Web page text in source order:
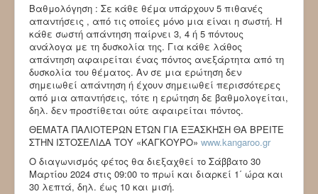
Βαθμολόγηση : Σε κάθε θέμα υπάρχουν 5 πιθανές
απαντήσεις , από τις οποίες μόνο μια είναι η σωστή. Η
κάθε σωστή απάντηση παίρνει 3, 4 ή 5 πόντους
ανάλογα με τη δυσκολία της. Για κάθε λάθος
απάντηση αφαιρείται ένας πόντος ανεξάρτητα από τη
δυσκολία του θέματος. Αν σε μια ερώτηση δεν
σημειωθεί απάντηση ή έχουν σημειωθεί περισσότερες
από μια απαντήσεις, τότε η ερώτηση δε βαθμολογείται,
δηλ. δεν προστίθεται ούτε αφαιρείται πόντος.
ΘΕΜΑΤΑ ΠΑΛΙΟΤΕΡΩΝ ΕΤΩΝ ΓΙΑ ΕΞΑΣΚΗΣΗ ΘΑ ΒΡΕΙΤΕ
ΣΤΗΝ ΙΣΤΟΣΕΛΙΔΑ ΤΟΥ «ΚΑΓΚΟΥΡΟ» www.kangaroo.gr
Ο διαγωνισμός φέτος θα διεξαχθεί το Σάββατο 30
Μαρτίου 2024 στις 09:00 το πρωί και διαρκεί 1΄ ώρα και
30 λεπτά, δηλ. έως 10 και μισή.